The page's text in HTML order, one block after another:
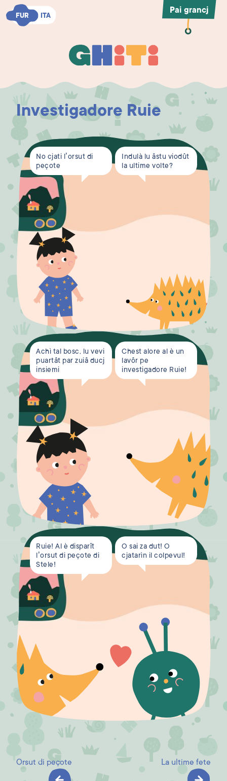
FUR ITA
FUR ITA
Ghiti
Pai grancj
Investigadore Ruie
No cjati l’orsut di
peçote
Indulà lu âstu viodût
la ultime volte?
Achì tal bosc, lu vevi
puartât par zuiâ ducj
insiemi
Chest alore al è un
lavôr pe
investigadore Ruie!
Ruie! Al è disparît
l’orsut di peçote di
Stele!
O sai za dut! O
cjatarìn il colpevul!
Orsut di peçote La ultime fete